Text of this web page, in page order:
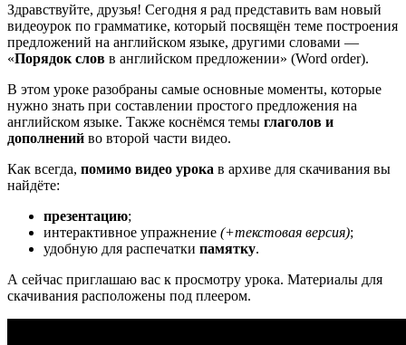
Здравствуйте, друзья! Сегодня я рад представить вам новый
видеоурок по грамматике, который посвящён теме построения
предложений на английском языке, другими словами —
«Порядок слов в английском предложении» (Word order).
В этом уроке разобраны самые основные моменты, которые
нужно знать при составлении простого предложения на
английском языке. Также коснёмся темы глаголов и
дополнений во второй части видео.
Как всегда, помимо видео урока в архиве для скачивания вы
найдёте:
презентацию;
интерактивное упражнение (+текстовая версия);
удобную для распечатки памятку.
А сейчас приглашаю вас к просмотру урока. Материалы для
скачивания расположены под плеером.